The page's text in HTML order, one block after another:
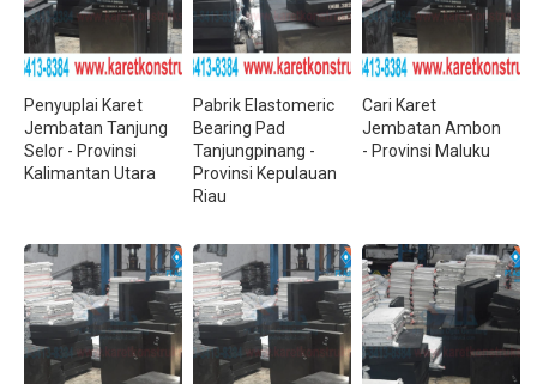
Penyuplai Karet
Jembatan Tanjung
Selor - Provinsi
Kalimantan Utara
Pabrik Elastomeric
Bearing Pad
Tanjungpinang -
Provinsi Kepulauan
Riau
Cari Karet
Jembatan Ambon
- Provinsi Maluku